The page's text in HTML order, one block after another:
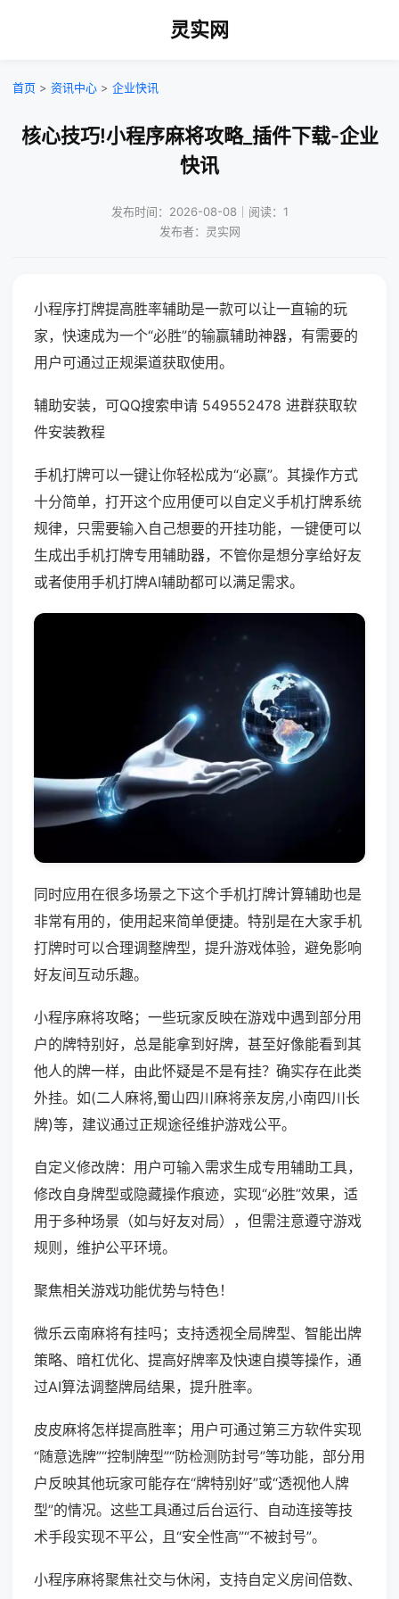
灵实网
首页 > 资讯中心 > 企业快讯
核心技巧!小程序麻将攻略_插件下载-企业
快讯
发布时间：2026-08-08｜阅读：1
发布者：灵实网
小程序打牌提高胜率辅助是一款可以让一直输的玩
家，快速成为一个“必胜”的输赢辅助神器，有需要的
用户可通过正规渠道获取使用。
辅助安装，可QQ搜索申请 549552478 进群获取软
件安装教程
手机打牌可以一键让你轻松成为“必赢”。其操作方式
十分简单，打开这个应用便可以自定义手机打牌系统
规律，只需要输入自己想要的开挂功能，一键便可以
生成出手机打牌专用辅助器，不管你是想分享给好友
或者使用手机打牌AI辅助都可以满足需求。
同时应用在很多场景之下这个手机打牌计算辅助也是
非常有用的，使用起来简单便捷。特别是在大家手机
打牌时可以合理调整牌型，提升游戏体验，避免影响
好友间互动乐趣。
小程序麻将攻略；一些玩家反映在游戏中遇到部分用
户的牌特别好，总是能拿到好牌，甚至好像能看到其
他人的牌一样，由此怀疑是不是有挂？确实存在此类
外挂。如(二人麻将,蜀山四川麻将亲友房,小南四川长
牌)等，建议通过正规途径维护游戏公平。
自定义修改牌：用户可输入需求生成专用辅助工具，
修改自身牌型或隐藏操作痕迹，实现“必胜”效果，适
用于多种场景（如与好友对局），但需注意遵守游戏
规则，维护公平环境。
聚焦相关游戏功能优势与特色！
微乐云南麻将有挂吗；支持透视全局牌型、智能出牌
策略、暗杠优化、提高好牌率及快速自摸等操作，通
过AI算法调整牌局结果，提升胜率。
皮皮麻将怎样提高胜率；用户可通过第三方软件实现
“随意选牌”“控制牌型”“防检测防封号”等功能，部分用
户反映其他玩家可能存在“牌特别好”或“透视他人牌
型”的情况。这些工具通过后台运行、自动连接等技
术手段实现不平公，且“安全性高”“不被封号”。
小程序麻将聚焦社交与休闲，支持自定义房间倍数、